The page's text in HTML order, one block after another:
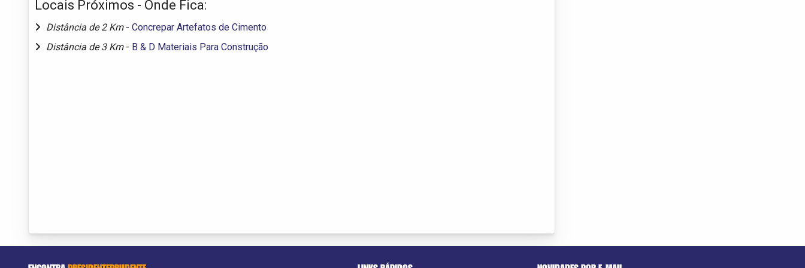
Locais Próximos - Onde Fica:
Distância de 2 Km - Concrepar Artefatos de Cimento
Distância de 3 Km - B & D Materiais Para Construção